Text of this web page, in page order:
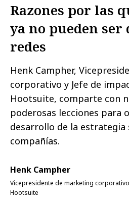
Razones por las
ya no pueden ser
redes
Henk Campher,
corporativo y Jefe de
Hootsuite, comparte con
poderosas lecciones para
desarrollo de la estrategia
compañías.
Henk Campher
Vicepresidente de marketing
Hootsuite